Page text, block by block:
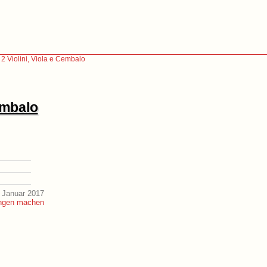
Violini, Viola e Cembalo
2017